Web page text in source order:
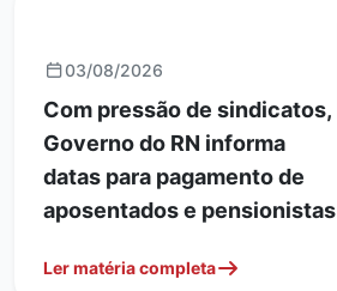
03/08/2026
Com pressão de sindicatos,
Governo do RN informa
datas para pagamento de
aposentados e pensionistas
Ler matéria completa